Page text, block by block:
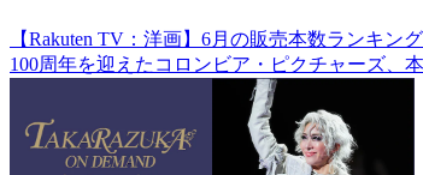
【Rakuten TV：洋画】6月の販売本数ランキング
100周年を迎えたコロンビア・ピクチャーズ、